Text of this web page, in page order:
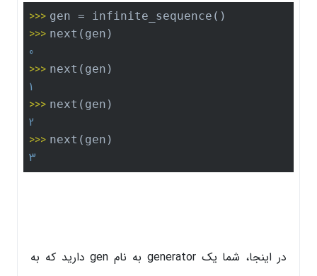
>>>
>>>
0
>>>
1
>>>
2
>>>
3
در اینجا، شما یک generator به نام gen دارید که به